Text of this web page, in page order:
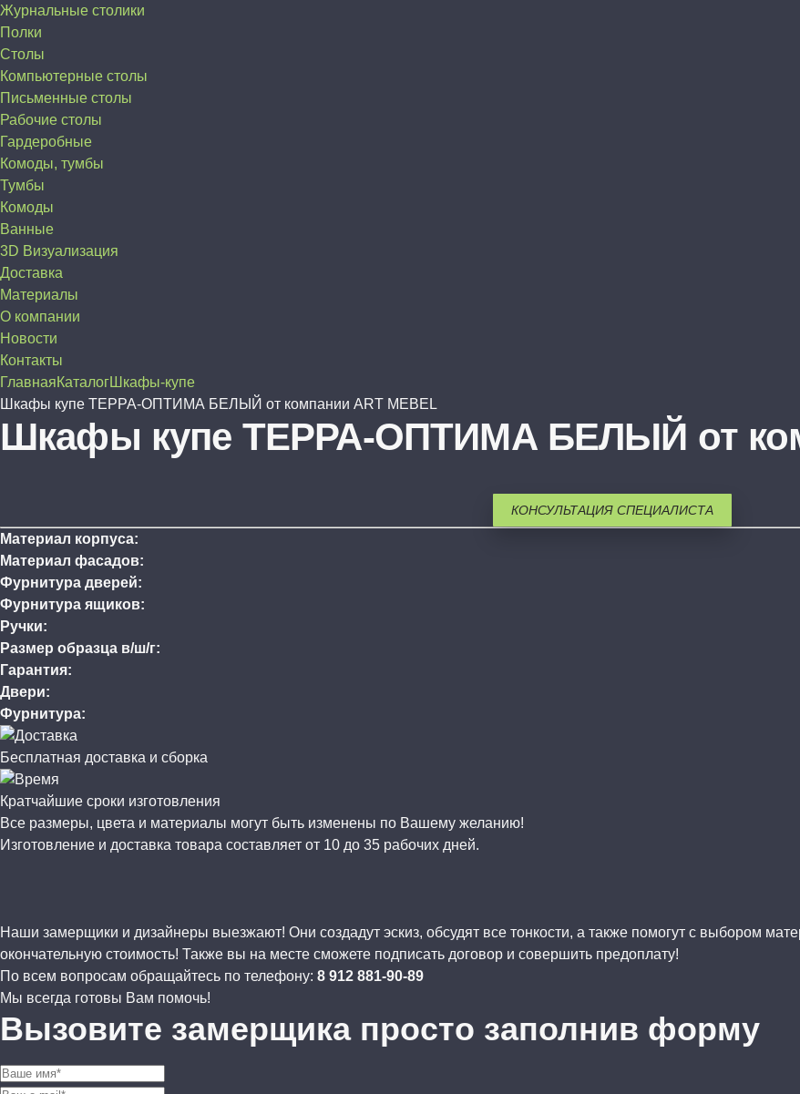
Журнальные столики
Полки
Столы
Компьютерные столы
Письменные столы
Рабочие столы
Гардеробные
Комоды, тумбы
Тумбы
Комоды
Ванные
3D Визуализация
Доставка
Материалы
О компании
Новости
Контакты
ГлавнаяКаталогШкафы-купе
Шкафы купе ТЕРРА-ОПТИМА БЕЛЫЙ от компании ART MEBEL
Шкафы купе ТЕРРА-ОПТИМА БЕЛЫЙ от
КОНСУЛЬТАЦИЯ СПЕЦИАЛИСТА
Материал корпуса:
Материал фасадов:
Фурнитура дверей:
Фурнитура ящиков:
Ручки:
Размер образца в/ш/г:
Гарантия:
Двери:
Фурнитура:
Бесплатная доставка и сборка
Кратчайшие сроки изготовления
Все размеры, цвета и материалы могут быть изменены по Вашему желанию!
Изготовление и доставка товара составляет от 10 до 35 рабочих дней.
Наши замерщики и дизайнеры выезжают! Они создадут эскиз, обсудят все тонкости, а также помогут с выбором
окончательную стоимость! Также вы на месте сможете подписать договор и совершить предоплату!
По всем вопросам обращайтесь по телефону: 8 912 881-90-89
Мы всегда готовы Вам помочь!
Вызовите замерщика просто заполнив форму